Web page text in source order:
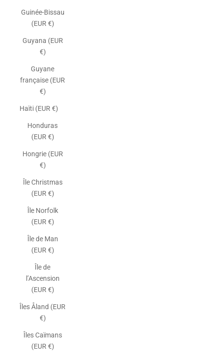
Guinée-Bissau
(EUR €)
Guyana (EUR
€)
Guyane
française (EUR
€)
Haïti (EUR €)
Honduras
(EUR €)
Hongrie (EUR
€)
Île Christmas
(EUR €)
Île Norfolk
(EUR €)
Île de Man
(EUR €)
Île de
l’Ascension
(EUR €)
Îles Åland (EUR
€)
Îles Caïmans
(EUR €)